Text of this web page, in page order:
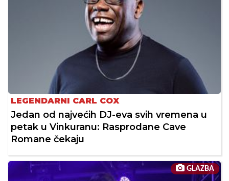
LEGENDARNI CARL COX
Jedan od najvećih DJ-eva svih vremena u
petak u Vinkuranu: Rasprodane Cave
Romane čekaju
GLAZBA